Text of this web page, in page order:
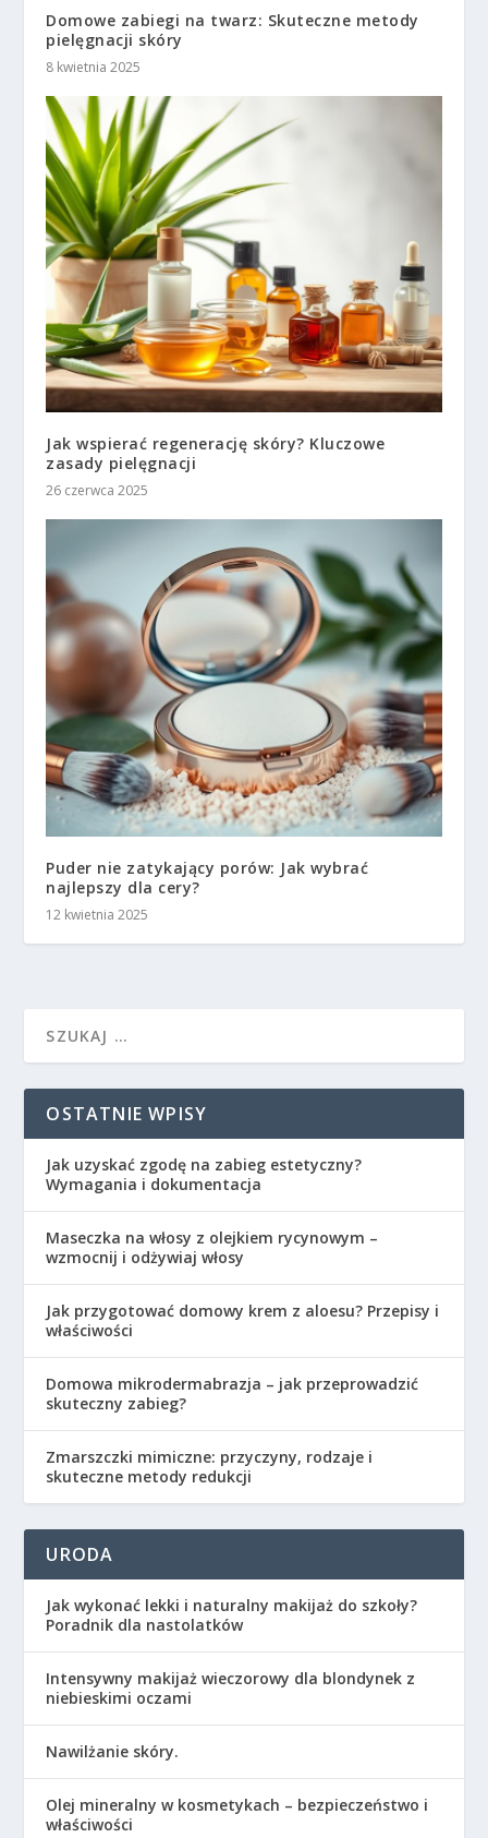
Domowe zabiegi na twarz: Skuteczne metody
pielęgnacji skóry
8 kwietnia 2025
Jak wspierać regenerację skóry? Kluczowe
zasady pielęgnacji
26 czerwca 2025
Puder nie zatykający porów: Jak wybrać
najlepszy dla cery?
12 kwietnia 2025
OSTATNIE WPISY
Jak uzyskać zgodę na zabieg estetyczny?
Wymagania i dokumentacja
Maseczka na włosy z olejkiem rycynowym –
wzmocnij i odżywiaj włosy
Jak przygotować domowy krem z aloesu? Przepisy i
właściwości
Domowa mikrodermabrazja – jak przeprowadzić
skuteczny zabieg?
Zmarszczki mimiczne: przyczyny, rodzaje i
skuteczne metody redukcji
URODA
Jak wykonać lekki i naturalny makijaż do szkoły?
Poradnik dla nastolatków
Intensywny makijaż wieczorowy dla blondynek z
niebieskimi oczami
Nawilżanie skóry.
Olej mineralny w kosmetykach – bezpieczeństwo i
właściwości